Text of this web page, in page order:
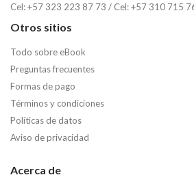
Cel: +57 323 223 87 73 / Cel: +57 310 715
Otros sitios
Todo sobre eBook
Preguntas frecuentes
Formas de pago
Términos y condiciones
Políticas de datos
Aviso de privacidad
Acerca de